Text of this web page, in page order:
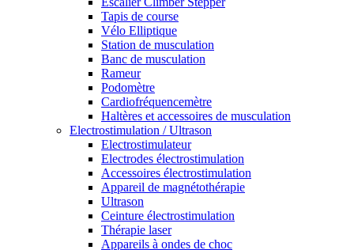
Tapis de course
Vélo Elliptique
Station de musculation
Banc de musculation
Rameur
Podomètre
Cardiofréquencemètre
Haltères et accessoires de musculation
Electrostimulation / Ultrason
Electrostimulateur
Electrodes électrostimulation
Accessoires électrostimulation
Appareil de magnétothérapie
Ultrason
Ceinture électrostimulation
Thérapie laser
Appareils à ondes de choc